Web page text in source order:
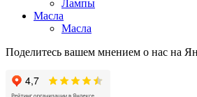
Лампы
Масла
Масла
Поделитесь вашем мнением о нас на